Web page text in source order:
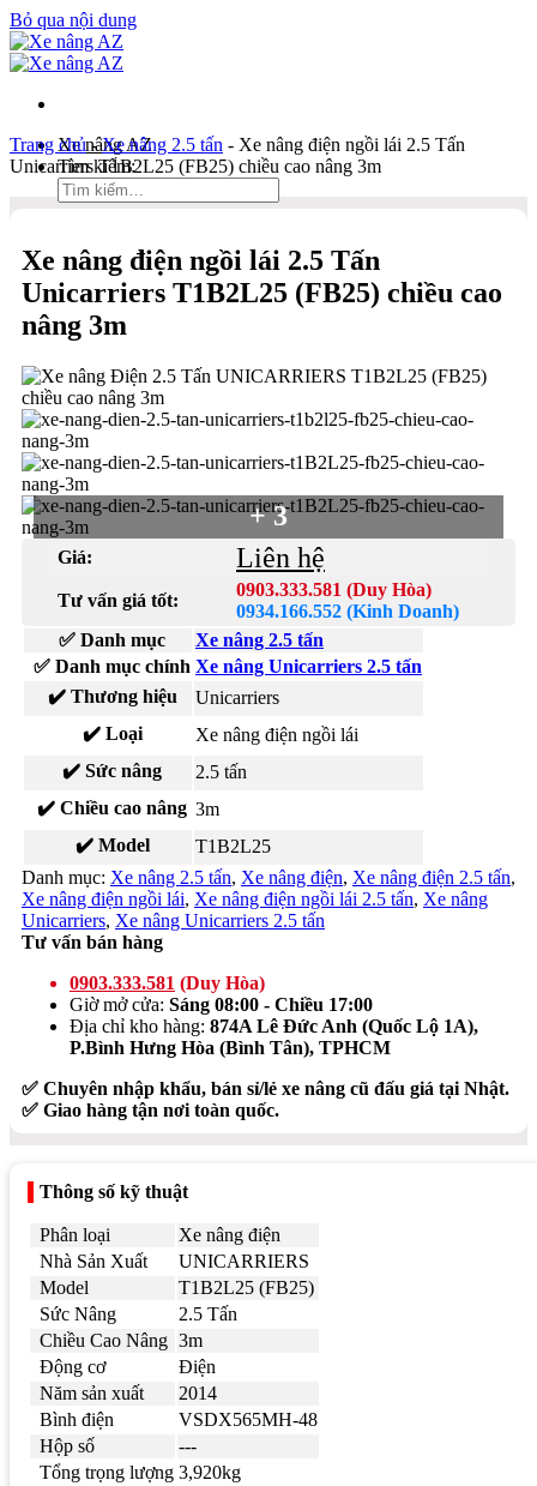
Bỏ qua nội dung
Xe nâng AZ
Tìm kiếm:
Duy Hòa
0903 333 581
Kinh Doanh
0934 166 552
Bản đồ
Liên hệ
Tìm kiếm:
Trang chủ-Xe nâng 2.5 tấn - Xe nâng điện ngồi lái 2.5 Tấn
Unicarriers T1B2L25 (FB25) chiều cao nâng 3m
Xe nâng điện ngồi lái 2.5 Tấn
Unicarriers T1B2L25 (FB25) chiều cao
nâng 3m
+ 3
Giá: Liên hệ
Tư vấn giá tốt:
0903.333.581 (Duy Hòa)
0934.166.552 (Kinh Doanh)
✅ Danh mục
Xe nâng 2.5 tấn
✅ Danh mục chính Xe nâng Unicarriers 2.5 tấn
✔️ Thương hiệu
Unicarriers
✔️ Loại
Xe nâng điện ngồi lái
✔️ Sức nâng
2.5 tấn
✔️ Chiều cao nâng 3m
✔️ Model
T1B2L25
Danh mục: Xe nâng 2.5 tấn, Xe nâng điện, Xe nâng điện 2.5 tấn,
Xe nâng điện ngồi lái, Xe nâng điện ngồi lái 2.5 tấn, Xe nâng
Unicarriers, Xe nâng Unicarriers 2.5 tấn
Tư vấn bán hàng
0903.333.581 (Duy Hòa)
Giờ mở cửa: Sáng 08:00 - Chiều 17:00
Địa chỉ kho hàng: 874A Lê Đức Anh (Quốc Lộ 1A),
P.Bình Hưng Hòa (Bình Tân), TPHCM
✅ Chuyên nhập khẩu, bán sỉ/lẻ xe nâng cũ đấu giá tại Nhật.
✅ Giao hàng tận nơi toàn quốc.
Thông số kỹ thuật
Phân loại
Xe nâng điện
Nhà Sản Xuất
UNICARRIERS
Model
T1B2L25 (FB25)
Sức Nâng
2.5 Tấn
Chiều Cao Nâng 3m
Động cơ
Điện
Năm sản xuất
2014
Bình điện
VSDX565MH-48
Hộp số
---
Tổng trọng lượng 3,920kg